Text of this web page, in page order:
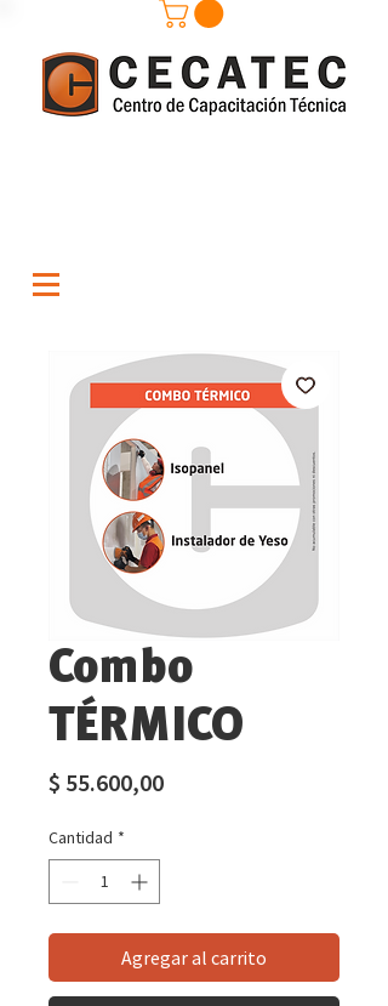
Combo
TÉRMICO
$ 55.600,00Precio
Cantidad *
Agregar al carrito